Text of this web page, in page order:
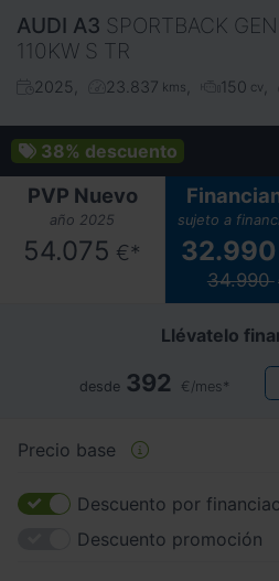
AUDI A3 SPORTBACK
110KW S TR
2025 23.837 kms 150 cv
38% descuento
PVP Nuevo
año 2025
54.075 €*
sujeto a
32.990
34.990
Llévatelo
desde 392 €/mes*
Precio base
Descuento por
Descuento promoción